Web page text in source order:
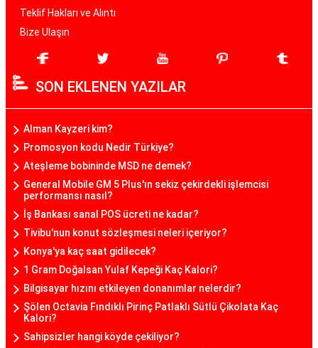
Teklif Hakları ve Alıntı
Bize Ulaşın
SON EKLENEN YAZILAR
Alman Kayzeri kim?
Promosyon kodu Nedir Türkiye?
Ateşleme bobininde MSD ne demek?
General Mobile GM 5 Plus'ın sekiz çekirdekli işlemcisi
performansı nasıl?
İş Bankası sanal POS ücreti ne kadar?
Tivibu'nun konut sözleşmesi neleri içeriyor?
Konya'ya kaç saat gidilecek?
1 Gram Doğalsan Yulaf Kepeği Kaç Kalori?
Bilgisayar hızını etkileyen donanımlar nelerdir?
Şölen Octavia Fındıklı Pirinç Patlaklı Sütlü Çikolata Kaç
Kalori?
Sahipsizler hangi köyde çekiliyor?